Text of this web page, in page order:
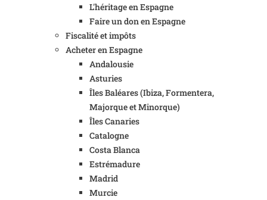
L'héritage en Espagne
Faire un don en Espagne
Fiscalité et impôts
Acheter en Espagne
Andalousie
Asturies
Îles Baléares (Ibiza, Formentera,
Majorque et Minorque)
Îles Canaries
Catalogne
Costa Blanca
Estrémadure
Madrid
Murcie